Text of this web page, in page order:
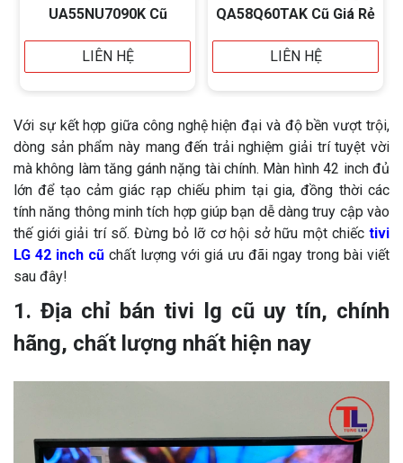
UA55NU7090K Cũ
LIÊN HỆ
QA58Q60TAK Cũ Giá Rẻ
LIÊN HỆ
Với sự kết hợp giữa công nghệ hiện đại và độ bền vượt trội,
dòng sản phẩm này mang đến trải nghiệm giải trí tuyệt vời
mà không làm tăng gánh nặng tài chính. Màn hình 42 inch đủ
lớn để tạo cảm giác rạp chiếu phim tại gia, đồng thời các
tính năng thông minh tích hợp giúp bạn dễ dàng truy cập vào
thế giới giải trí số. Đừng bỏ lỡ cơ hội sở hữu một chiếc tivi
LG 42 inch cũ chất lượng với giá ưu đãi ngay trong bài viết
sau đây!
1. Địa chỉ bán tivi lg cũ uy tín, chính
hãng, chất lượng nhất hiện nay